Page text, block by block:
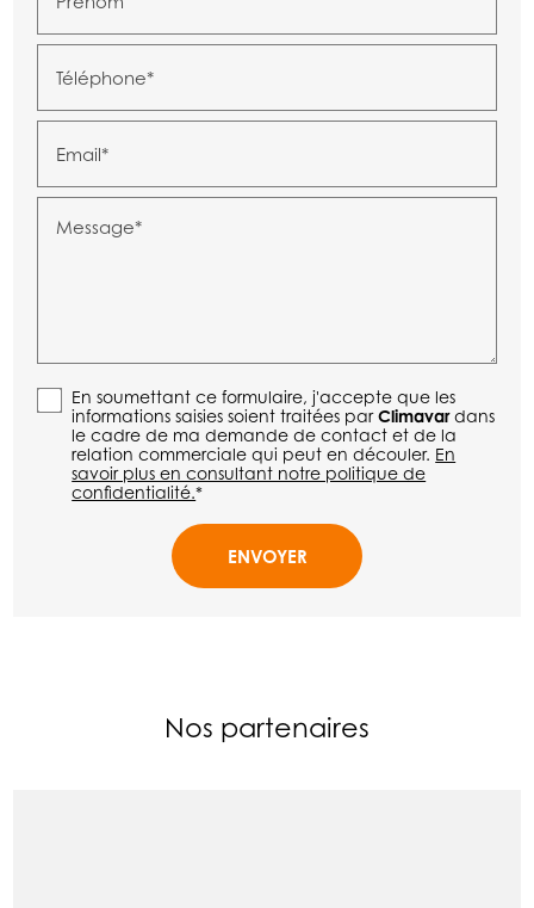
Téléphone*
Email*
Message*
En soumettant ce formulaire, j'accepte que les
informations saisies soient traitées parClimavardans
le cadre de ma demande de contact et de la
relation commerciale qui peut en découler. En
savoir plus en consultant notre politique de
confidentialité.*
Nos partenaires